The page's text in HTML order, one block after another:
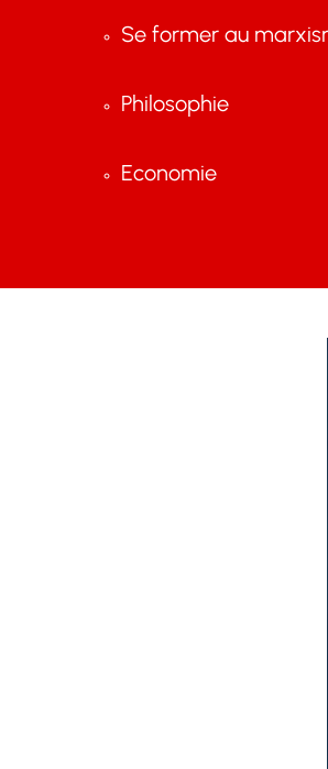
Se former au
Philosophie
Economie